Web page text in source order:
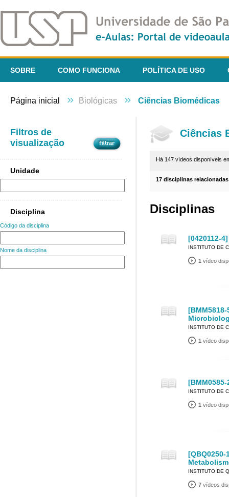
SOBRE COMO FUNCIONA POLÍTICA DE USO
Página inicial » Biológicas » Ciências Biomédicas
Filtros de
visualização
Unidade
Disciplina
Código da disciplina
Nome da disciplina
Ciências
Há 147 vídeos disponíveis
17 disciplinas
Disciplinas
[0420112-
INSTITUTO DE
1 vídeo
INSTITUTO DE
1 vídeo
INSTITUTO DE
1 vídeo
INSTITUTO DE
7 vídeos